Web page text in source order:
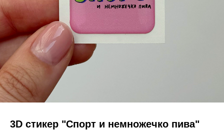
3D стикер "Спорт и немножечко пива"